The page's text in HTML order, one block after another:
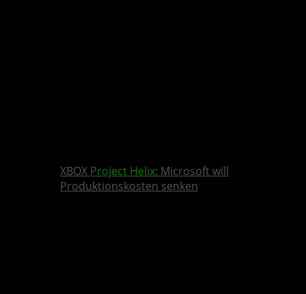
XBOX Project Helix: Microsoft will
Produktionskosten senken